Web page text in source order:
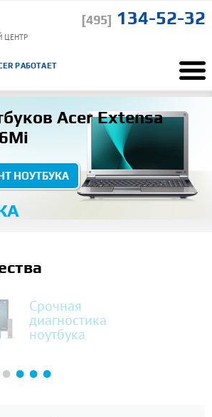
ЦЕНТР
РАБОТАЕТ
[495] 134-52-32
сам отвез и привез ноутбук
Acer Extensa
НОУТБУКА
Срочная
диагностика
ноутбука